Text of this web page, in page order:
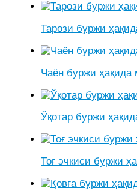
Тарози буржи
Чаён буржи ҳақида
Ўқотар буржи
Тоғ эчкиси буржи